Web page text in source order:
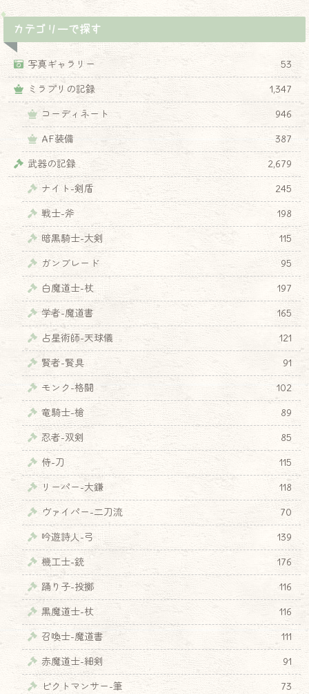
カテゴリーで探す
写真ギャラリー
53
ミラプリの記録
1,347
コーディネート
946
AF装備
387
武器の記録
2,679
ナイト-剣盾
245
戦士-斧
198
暗黒騎士-大剣
115
ガンブレード
95
白魔道士-杖
197
学者-魔道書
165
占星術師-天球儀
121
賢者-賢具
91
モンク-格闘
102
竜騎士-槍
89
忍者-双剣
85
侍-刀
115
リーパー-大鎌
118
ヴァイパー-二刀流
70
吟遊詩人-弓
139
機工士-銃
176
踊り子-投擲
116
黒魔道士-杖
116
召喚士-魔道書
111
赤魔道士-細剣
91
ピクトマンサー-筆
73